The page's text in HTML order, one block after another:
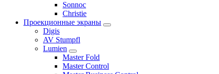
Sonnoc
Сhristie
Проекционные экраны
Digis
AV Stumpfl
Lumien
Master Fold
Master Control